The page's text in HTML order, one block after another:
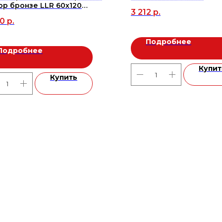
бронзе LLR 60x120
р.
Купить
3 212 р.
Подробнее